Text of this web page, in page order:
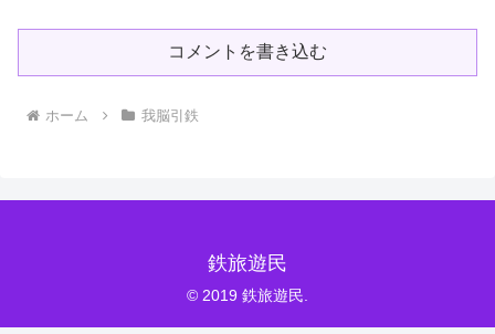
コメントを書き込む
ホーム 我脳引鉄
鉄旅遊民
© 2019 鉄旅遊民.